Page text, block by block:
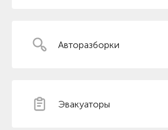
Авторазборки
Эвакуаторы